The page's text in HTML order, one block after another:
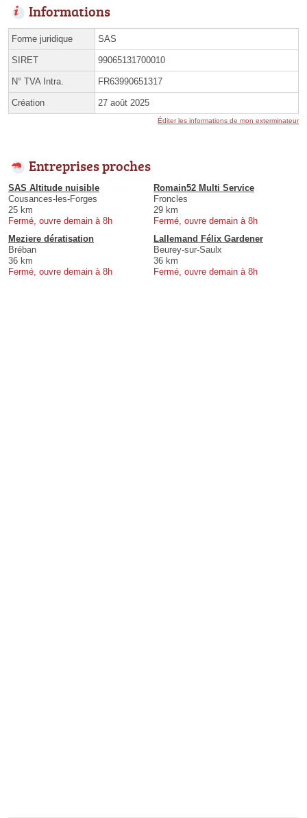
Informations
Forme juridique SAS
SIRET 99065131700010
N° TVA Intra. FR63990651317
Création 27 août 2025
Éditer les informations de mon exterminateur
Entreprises proches
SAS Altitude nuisible
Cousances-les-Forges
25 km
Fermé, ouvre demain à 8h
Romain52 Multi Service
Froncles
29 km
Fermé, ouvre demain à 8h
Meziere dératisation
Bréban
36 km
Fermé, ouvre demain à 8h
Lallemand Félix Gardener
Beurey-sur-Saulx
36 km
Fermé, ouvre demain à 8h